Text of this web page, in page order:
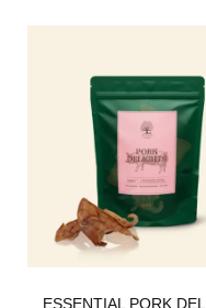
ESSENTIAL PORK